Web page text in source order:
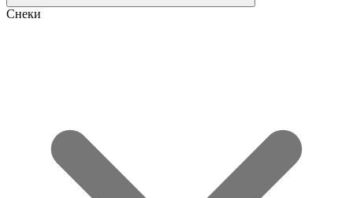
Снеки